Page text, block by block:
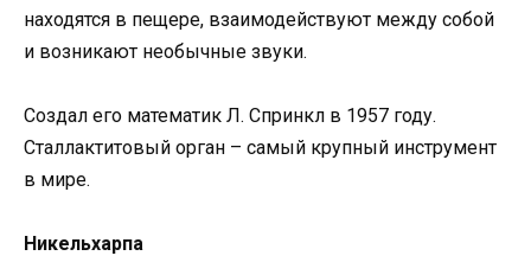
находятся в пещере, взаимодействуют между собой
и возникают необычные звуки.
Создал его математик Л. Спринкл в 1957 году.
Сталлактитовый орган – самый крупный инструмент
в мире.
Никельхарпа